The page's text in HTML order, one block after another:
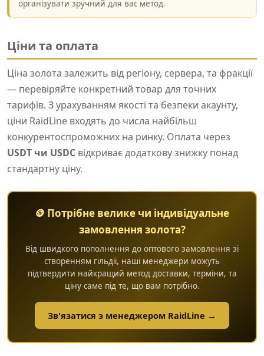
організувати зручний для вас метод.
Ціни та оплата
Ціна золота залежить від регіону, сервера, та фракції
— перевіряйте конкретний товар для точних
тарифів. З урахуванням якості та безпеки акаунту,
ціни RaidLine входять до числа найбільш
конкурентоспроможних на ринку. Оплата через
USDT чи USDC відкриває додаткову знижку понад
стандартну ціну.
🪙 Потрібне велике чи індивідуальне
замовлення золота?
Від швидкого пополнення до оптового замовлення зі
створенням гільдії, наші менеджери можуть
підтвердити найкращий метод доставки, терміни, та
ціну саме під те, що вам потрібно.
Зв'язатися з менеджером RaidLine →